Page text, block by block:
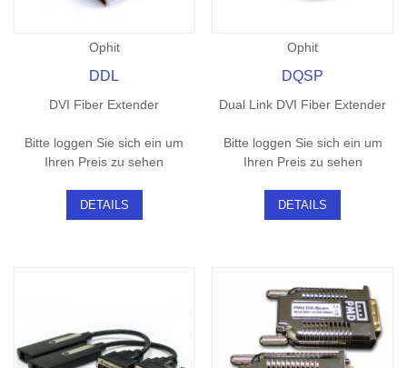
Ophit
DDL
DVI Fiber Extender
Bitte loggen Sie sich ein um
Ihren Preis zu sehen
DETAILS
Ophit
DQSP
Dual Link DVI Fiber Extender
Bitte loggen Sie sich ein um
Ihren Preis zu sehen
DETAILS